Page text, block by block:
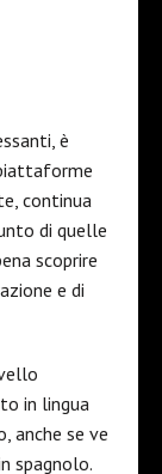
è
continua
di quelle
scoprire
e di
in lingua
anche se ve
spagnolo.